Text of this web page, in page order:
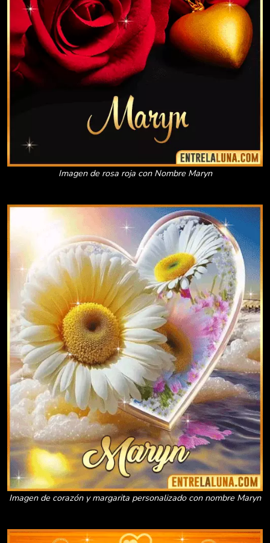
Imagen de rosa roja con Nombre Maryn
Imagen de corazón y margarita personalizado con nombre Maryn